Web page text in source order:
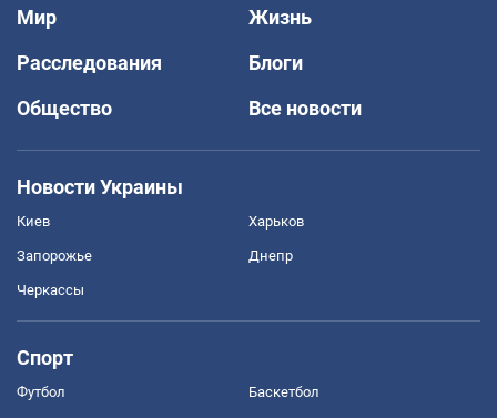
Мир
Жизнь
Расследования
Блоги
Общество
Все новости
Новости Украины
Киев Харьков
Запорожье Днепр
Черкассы
Спорт
Футбол Баскетбол